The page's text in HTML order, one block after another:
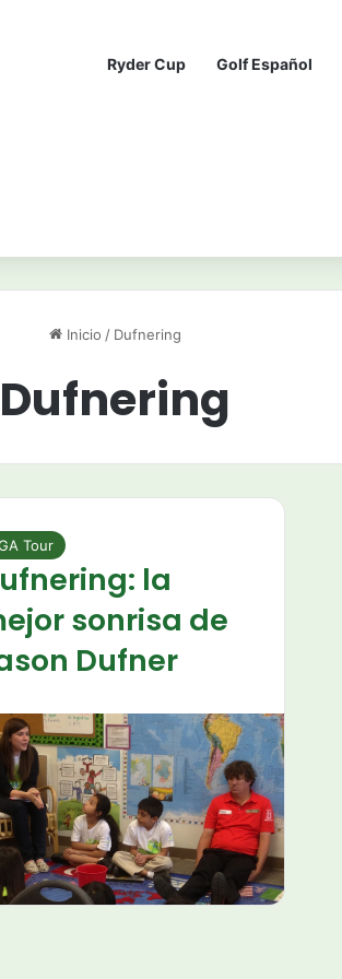
Ryder Cup Golf Español
Inicio / Dufnering
Dufnering
Tour
la
sonrisa de
Dufner